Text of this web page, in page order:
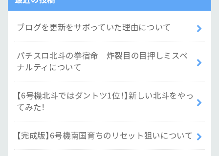
ブログを更新をサボっていた理由について
パチスロ北斗の拳宿命 炸裂目の目押しミスペ
ナルティについて
【6号機北斗ではダントツ1位！】新しい北斗をやっ
てみた！
【完成版】6号機南国育ちのリセット狙いについて